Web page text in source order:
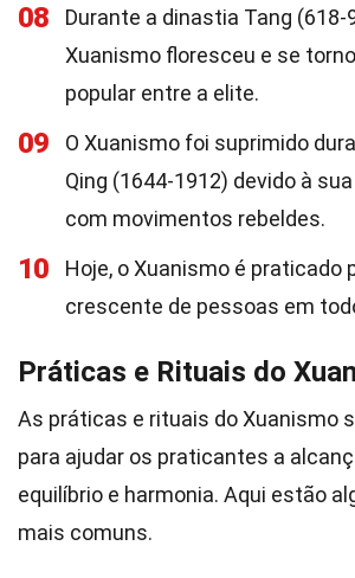
08
Durante a dinastia Tang (618-
Xuanismo floresceu e se
popular entre a elite.
09
O Xuanismo foi suprimido
Qing (1644-1912) devido à
com movimentos rebeldes.
10
Hoje, o Xuanismo é praticado
crescente de pessoas em
Práticas e Rituais do
As práticas e rituais do Xuanismo
para ajudar os praticantes a
equilíbrio e harmonia. Aqui estão
mais comuns.